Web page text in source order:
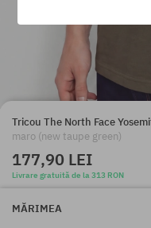
Tricou The North Face
maro (new taupe green)
177,90 LEI
Livrare gratuită de la 313 RON
MĂRIMEA